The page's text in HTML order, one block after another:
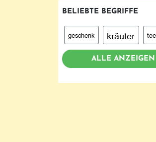
BELIEBTE BEGRIFFE
geschenk kräuter tee
ALLE ANZEIGEN